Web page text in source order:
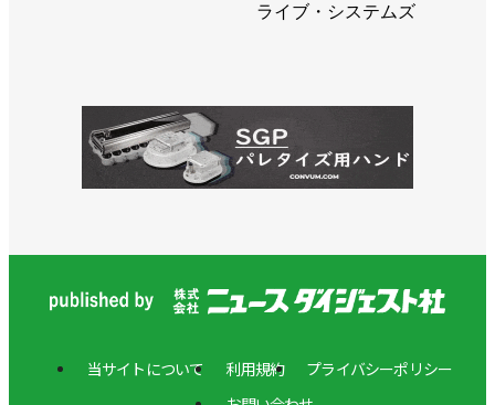
ライブ・システムズ
当サイトについて 利用規約
プライバシーポリシー